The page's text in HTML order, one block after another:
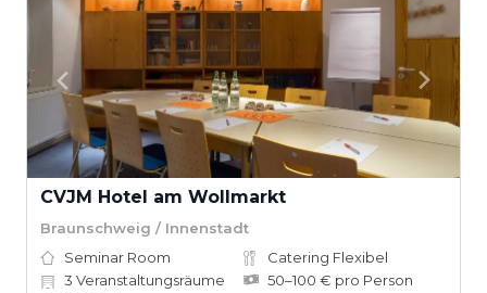
CVJM Hotel am Wollmarkt
Braunschweig / Innenstadt
Seminar Room
Catering Flexibel
3 Veranstaltungsräume
50–100 € pro Person